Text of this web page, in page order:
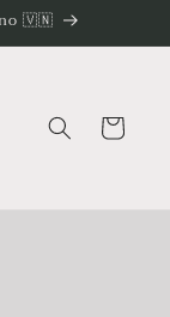
🇻🇳
Carrello